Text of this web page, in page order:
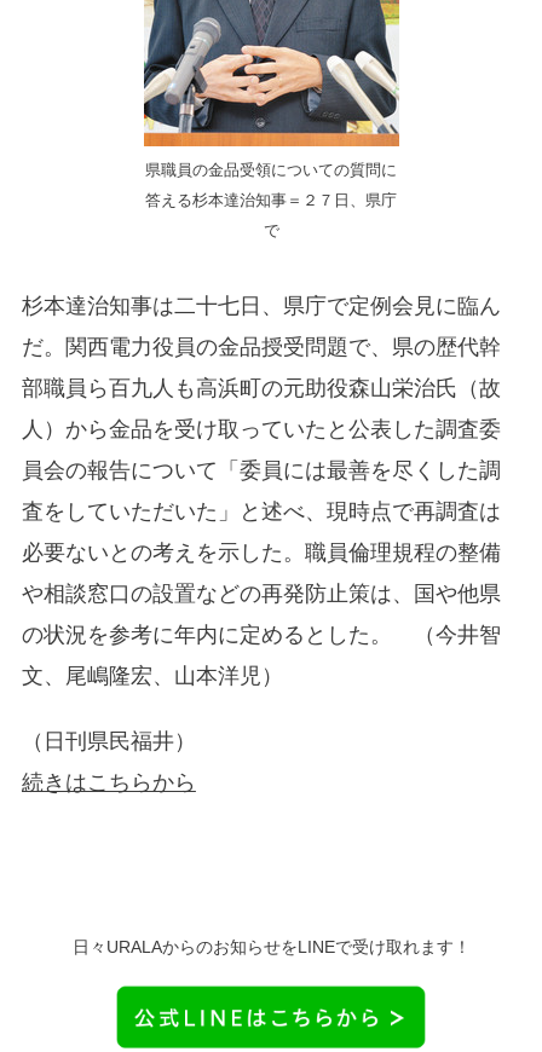
県職員の金品受領についての質問に
答える杉本達治知事＝２７日、県庁
で
杉本達治知事は二十七日、県庁で定例会見に臨ん
だ。関西電力役員の金品授受問題で、県の歴代幹
部職員ら百九人も高浜町の元助役森山栄治氏（故
人）から金品を受け取っていたと公表した調査委
員会の報告について「委員には最善を尽くした調
査をしていただいた」と述べ、現時点で再調査は
必要ないとの考えを示した。職員倫理規程の整備
や相談窓口の設置などの再発防止策は、国や他県
の状況を参考に年内に定めるとした。 （今井智
文、尾嶋隆宏、山本洋児）
（日刊県民福井）
続きはこちらから
日々URALAからのお知らせをLINEで受け取れます！